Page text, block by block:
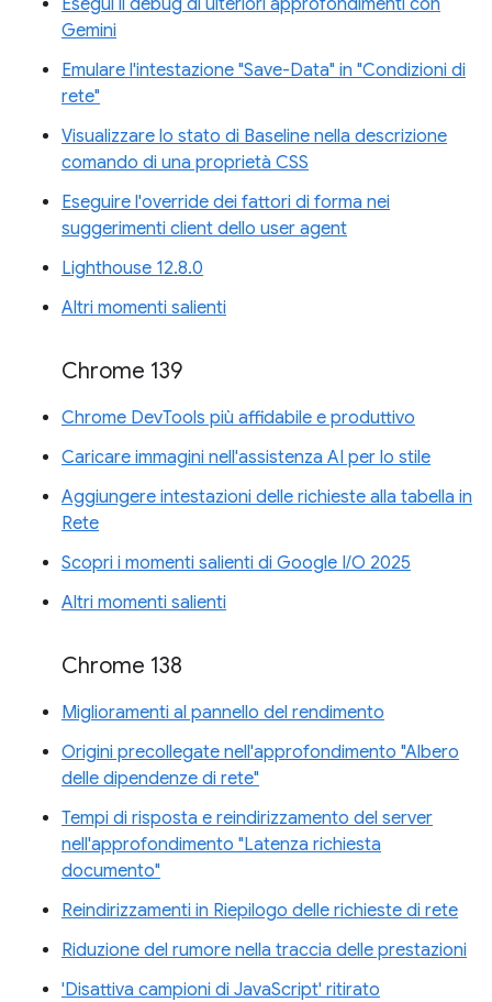
Gemini
Emulare l'intestazione "Save-Data" in "Condizioni di
rete"
Visualizzare lo stato di Baseline nella descrizione
comando di una proprietà CSS
Eseguire l'override dei fattori di forma nei
suggerimenti client dello user agent
Lighthouse 12.8.0
Altri momenti salienti
Chrome 139
Chrome DevTools più affidabile e produttivo
Caricare immagini nell'assistenza AI per lo stile
Aggiungere intestazioni delle richieste alla tabella in
Rete
Scopri i momenti salienti di Google I/O 2025
Altri momenti salienti
Chrome 138
Miglioramenti al pannello del rendimento
Origini precollegate nell'approfondimento "Albero
delle dipendenze di rete"
Tempi di risposta e reindirizzamento del server
nell'approfondimento "Latenza richiesta
documento"
Reindirizzamenti in Riepilogo delle richieste di rete
Riduzione del rumore nella traccia delle prestazioni
'Disattiva campioni di JavaScript' ritirato